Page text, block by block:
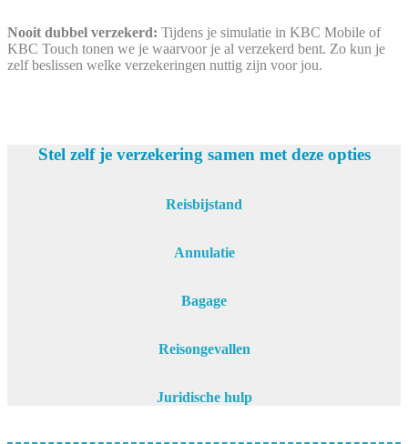
Nooit dubbel verzekerd: Tijdens je simulatie in KBC Mobile of
KBC Touch tonen we je waarvoor je al verzekerd bent. Zo kun je
zelf beslissen welke verzekeringen nuttig zijn voor jou.
Stel zelf je verzekering samen met deze opties
Reisbijstand
Annulatie
Bagage
Reisongevallen
Juridische hulp